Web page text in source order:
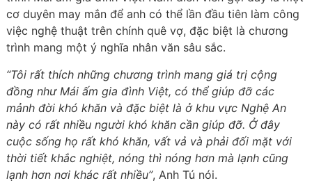
cơ duyên may mắn để anh có thể lần đầu tiên làm công
việc nghệ thuật trên chính quê vợ, đặc biệt là chương
trình mang một ý nghĩa nhân văn sâu sắc.
“Tôi rất thích những chương trình mang giá trị cộng
đồng như Mái ấm gia đình Việt, có thể giúp đỡ các
mảnh đời khó khăn và đặc biệt là ở khu vực Nghệ An
này có rất nhiều người khó khăn cần giúp đỡ. Ở đây
cuộc sống họ rất khó khăn, vất vả và phải đối mặt với
thời tiết khắc nghiệt, nóng thì nóng hơn mà lạnh cũng
lạnh hơn nơi khác rất nhiều”, Anh Tú nói.